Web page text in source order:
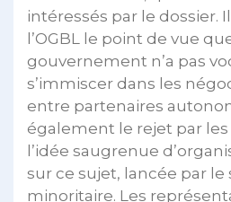
intéressés par le dossier.
l’OGBL le point de vue
gouvernement n’a pas
s’immiscer dans les
entre partenaires
également le rejet par
l’idée saugrenue
sur ce sujet, lancée par le
minoritaire. Les